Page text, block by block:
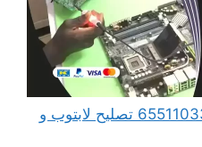
مهندس كمبيوتر النويصيب 65511033 تصليح لابتوب و